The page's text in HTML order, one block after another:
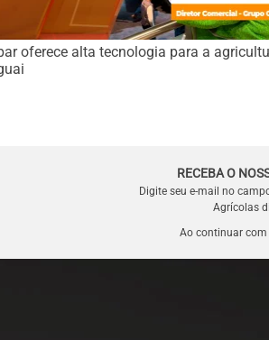
oferece alta tecnologia para a
RECEBA O
Digite seu e-mail no
Agrícolas
Ao continuar